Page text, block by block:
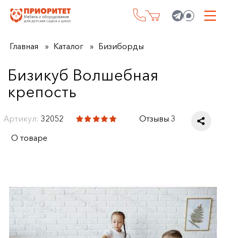
Главная Каталог Бизиборды
Бизикуб Волшебная
крепость
Артикул: 32052
Отзывы 3
О товаре